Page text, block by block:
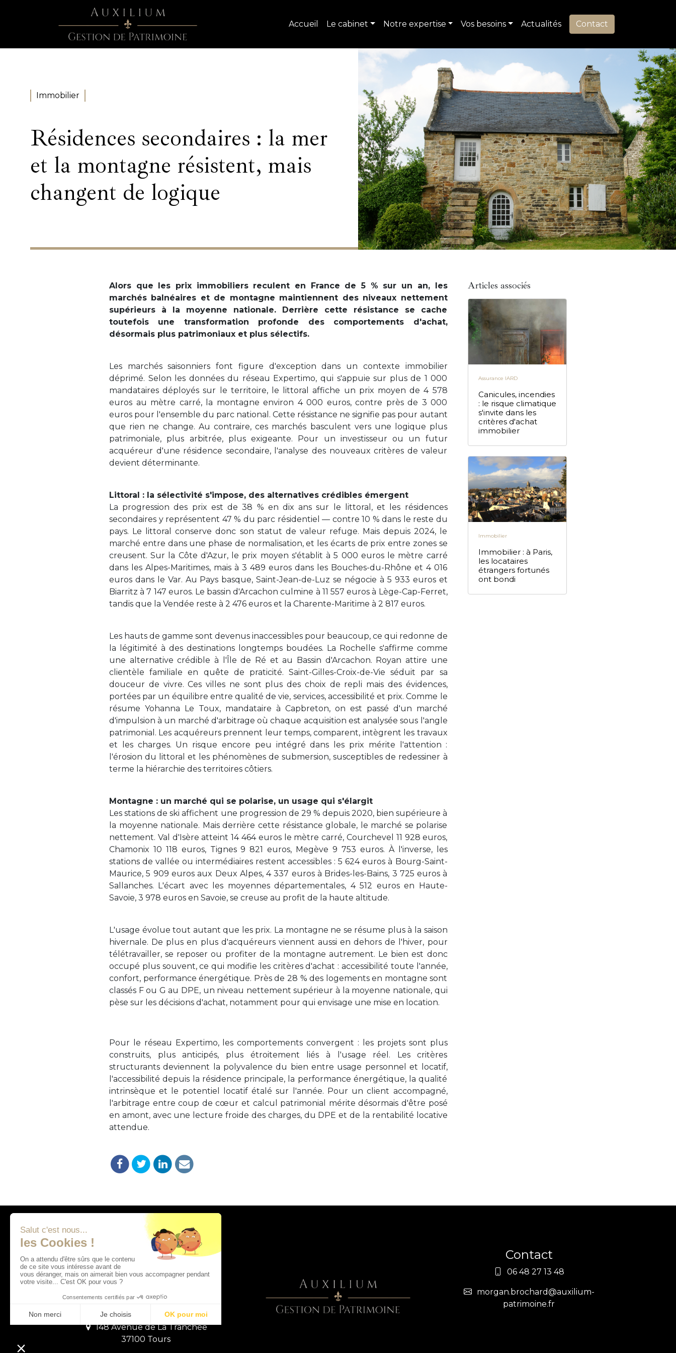
Accueil Le cabinet Notre expertise Vos besoins Actualités Contact
Immobilier
Résidences secondaires : la mer
et la montagne résistent, mais
changent de logique
Alors que les prix immobiliers reculent en France de 5 % sur un an, les
marchés balnéaires et de montagne maintiennent des niveaux nettement
supérieurs à la moyenne nationale. Derrière cette résistance se cache
toutefois une transformation profonde des comportements d'achat,
désormais plus patrimoniaux et plus sélectifs.
Les marchés saisonniers font figure d'exception dans un contexte immobilier
déprimé. Selon les données du réseau Expertimo, qui s'appuie sur plus de 1 000
mandataires déployés sur le territoire, le littoral affiche un prix moyen de 4 578
euros au mètre carré, la montagne environ 4 000 euros, contre près de 3 000
euros pour l'ensemble du parc national. Cette résistance ne signifie pas pour autant
que rien ne change. Au contraire, ces marchés basculent vers une logique plus
patrimoniale, plus arbitrée, plus exigeante. Pour un investisseur ou un futur
acquéreur d'une résidence secondaire, l'analyse des nouveaux critères de valeur
devient déterminante.
Littoral : la sélectivité s'impose, des alternatives crédibles émergent
La progression des prix est de 38 % en dix ans sur le littoral, et les résidences
secondaires y représentent 47 % du parc résidentiel — contre 10 % dans le reste du
pays. Le littoral conserve donc son statut de valeur refuge. Mais depuis 2024, le
marché entre dans une phase de normalisation, et les écarts de prix entre zones se
creusent. Sur la Côte d'Azur, le prix moyen s'établit à 5 000 euros le mètre carré
dans les Alpes-Maritimes, mais à 3 489 euros dans les Bouches-du-Rhône et 4 016
euros dans le Var. Au Pays basque, Saint-Jean-de-Luz se négocie à 5 933 euros et
Biarritz à 7 147 euros. Le bassin d'Arcachon culmine à 11 557 euros à Lège-Cap-Ferret,
tandis que la Vendée reste à 2 476 euros et la Charente-Maritime à 2 817 euros.
Les hauts de gamme sont devenus inaccessibles pour beaucoup, ce qui redonne de
la légitimité à des destinations longtemps boudées. La Rochelle s'affirme comme
une alternative crédible à l'Île de Ré et au Bassin d'Arcachon. Royan attire une
clientèle familiale en quête de praticité. Saint-Gilles-Croix-de-Vie séduit par sa
douceur de vivre. Ces villes ne sont plus des choix de repli mais des évidences,
portées par un équilibre entre qualité de vie, services, accessibilité et prix. Comme le
résume Yohanna Le Toux, mandataire à Capbreton, on est passé d'un marché
d'impulsion à un marché d'arbitrage où chaque acquisition est analysée sous l'angle
patrimonial. Les acquéreurs prennent leur temps, comparent, intègrent les travaux
et les charges. Un risque encore peu intégré dans les prix mérite l'attention :
l'érosion du littoral et les phénomènes de submersion, susceptibles de redessiner à
terme la hiérarchie des territoires côtiers.
Montagne : un marché qui se polarise, un usage qui s'élargit
Les stations de ski affichent une progression de 29 % depuis 2020, bien supérieure à
la moyenne nationale. Mais derrière cette résistance globale, le marché se polarise
nettement. Val d'Isère atteint 14 464 euros le mètre carré, Courchevel 11 928 euros,
Chamonix 10 118 euros, Tignes 9 821 euros, Megève 9 753 euros. À l'inverse, les
stations de vallée ou intermédiaires restent accessibles : 5 624 euros à Bourg-Saint-
Maurice, 5 909 euros aux Deux Alpes, 4 337 euros à Brides-les-Bains, 3 725 euros à
Sallanches. L'écart avec les moyennes départementales, 4 512 euros en Haute-
Savoie, 3 978 euros en Savoie, se creuse au profit de la haute altitude.
L'usage évolue tout autant que les prix. La montagne ne se résume plus à la saison
hivernale. De plus en plus d'acquéreurs viennent aussi en dehors de l'hiver, pour
télétravailler, se reposer ou profiter de la montagne autrement. Le bien est donc
occupé plus souvent, ce qui modifie les critères d'achat : accessibilité toute l'année,
confort, performance énergétique. Près de 28 % des logements en montagne sont
classés F ou G au DPE, un niveau nettement supérieur à la moyenne nationale, qui
pèse sur les décisions d'achat, notamment pour qui envisage une mise en location.
Pour le réseau Expertimo, les comportements convergent : les projets sont plus
construits, plus anticipés, plus étroitement liés à l'usage réel. Les critères
structurants deviennent la polyvalence du bien entre usage personnel et locatif,
l'accessibilité depuis la résidence principale, la performance énergétique, la qualité
intrinsèque et le potentiel locatif étalé sur l'année. Pour un client accompagné,
l'arbitrage entre coup de cœur et calcul patrimonial mérite désormais d'être posé
en amont, avec une lecture froide des charges, du DPE et de la rentabilité locative
attendue.
Articles associés
Assurance IARD
Canicules, incendies
: le risque climatique
s'invite dans les
critères d'achat
immobilier
Immobilier
Immobilier : à Paris,
les locataires
étrangers fortunés
ont bondi
Adresses
14 Chemin de la Garette
148 Avenue de La Tranchée
37100 Tours
Contact
06 48 27 13 48
morgan.brochard@auxilium-
patrimoine.fr